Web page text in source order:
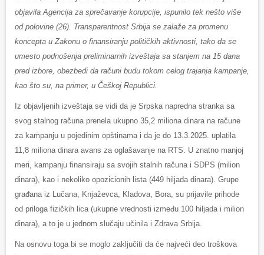
objavila Agencija za sprečavanje korupcije, ispunilo tek nešto više
od polovine (26). Transparentnost Srbija se zalaže za promenu
koncepta u Zakonu o finansiranju političkih aktivnosti, tako da se
umesto podnošenja preliminarnih izveštaja sa stanjem na 15 dana
pred izbore, obezbedi da računi budu tokom celog trajanja kampanje,
kao što su, na primer, u Češkoj Republici.
Iz objavljenih izveštaja se vidi da je Srpska napredna stranka sa
svog stalnog računa prenela ukupno 35,2 miliona dinara na račune
za kampanju u pojedinim opštinama i da je do 13.3.2025. uplatila
11,8 miliona dinara avans za oglašavanje na RTS. U znatno manjoj
meri, kampanju finansiraju sa svojih stalnih računa i SDPS (milion
dinara), kao i nekoliko opozicionih lista (449 hiljada dinara). Grupe
građana iz Lučana, Knjaževca, Kladova, Bora, su prijavile prihode
od priloga fizičkih lica (ukupne vrednosti između 100 hiljada i milion
dinara), a to je u jednom slučaju učinila i Zdrava Srbija.
Na osnovu toga bi se moglo zaključiti da će najveći deo troškova